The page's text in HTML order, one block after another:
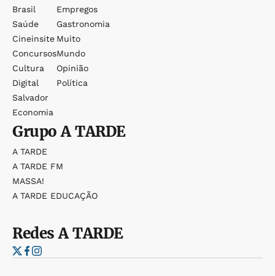
Brasil
Saúde
Cineinsite
Concursos
Cultura
Digital
Salvador
Economia
Empregos
Gastronomia
Muito
Mundo
Opinião
Política
GrupoA TARDE
A TARDE
A TARDE FM
MASSA!
A TARDE EDUCAÇÃO
RedesA TARDE